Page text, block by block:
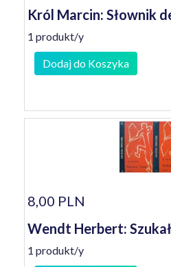
Król Marcin: Słownik
1 produkt/y
Dodaj do Koszyka
8,00 PLN
Wendt Herbert:
1 produkt/y